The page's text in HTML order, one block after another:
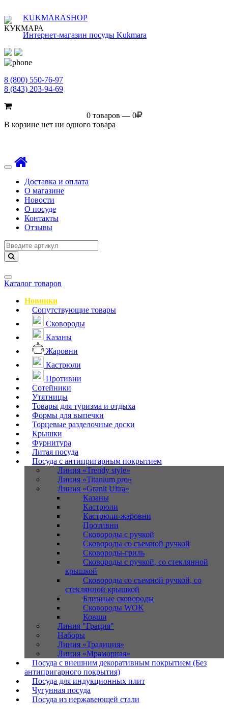
KUKMARASHOP
Интернет-магазин посуды Kukmara
8 (800) 550-76-97
8 (843) 203-94-69
0 товаров — 0
В корзине нет ни одного товара
Toggle
navigationДоставка и оплата
О магазине
Новости
О посуде
Контакты
Отзывы
Навигация
Каталог товаров
Новинки
Сопутствующие товары
Сковороды
Казаны
Жаровни
Кастрюли
Противни
Сотейники
Утятницы
Товары для туризма и отдыха
Формы для выпечки
Торцевые разделочные доски
Крышки
Фурнитура
Литая посуда
Посуда с антипригарным покрытием
Линия «Trendy style»
Линия «Titanium pro»
Линия «Granit Ultra»
Казаны
Кастрюли
Кастрюли-жаровни
Противни
Сковороды с ручкой
Сковороды со съемной ручкой
Сковороды-гриль
Сковороды с ручкой, со стеклянной
крышкой
Сковороды со съемной ручкой, со
стеклянной крышкой
Блинные сковороды
Сковороды WOK
Ковши
Линия "Грация"
Наборы
Линия «Традиция»
Линия «Мраморная»
Посуда с внешним декоративным покрытием (Без
антипригарного покрытия)
Посуда для индукционных плит
Чугунная посуда
Посуда из нержавеющей стали